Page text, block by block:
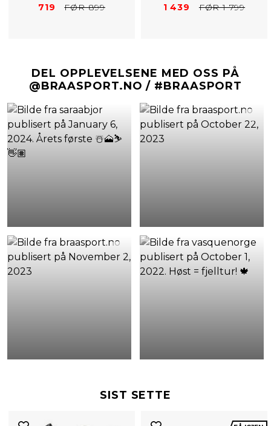
719 FØR 899 1 439 FØR 1 799
DEL OPPLEVELSENE MED OSS PÅ
@BRAASPORT.NO / #BRAASPORT
SIST SETTE